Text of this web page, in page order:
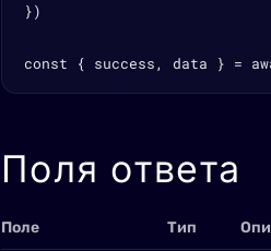
})
const { success, data } =
Поля ответа
Поле Тип